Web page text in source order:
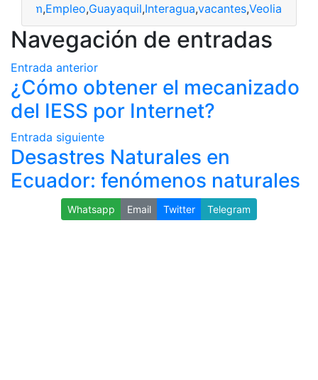
,Empleo,Guayaquil,Interagua,vacantes,Veolia
Navegación de entradas
Entrada anterior
¿Cómo obtener el mecanizado
del IESS por Internet?
Entrada siguiente
Desastres Naturales en
Ecuador: fenómenos naturales
Whatsapp Email Twitter Telegram